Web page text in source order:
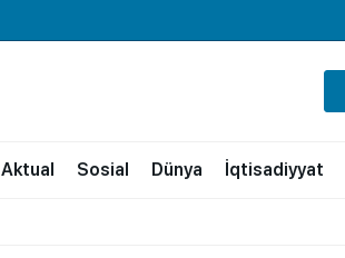
Aktual Sosial Dünya İqtisadiyyat